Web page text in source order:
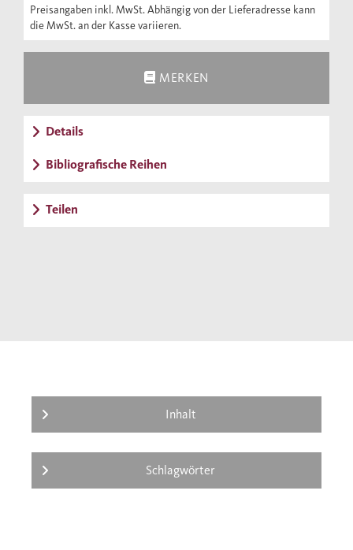
Preisangaben inkl. MwSt. Abhängig von der Lieferadresse kann
die MwSt. an der Kasse variieren.
MERKEN
Details
Bibliografische Reihen
Teilen
Inhalt
Schlagwörter